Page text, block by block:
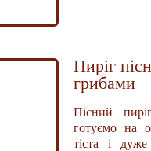
Пиріг
грибами
Пісний
готуємо на
тіста і